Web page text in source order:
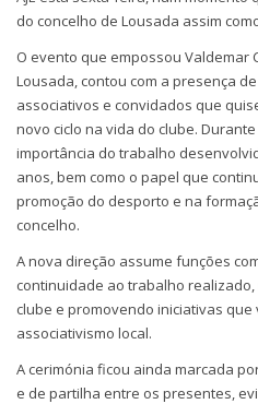
do concelho de Lousada assim
O evento que empossou Valdemar
Lousada, contou com a presença
associativos e convidados que
novo ciclo na vida do clube.
importância do trabalho
anos, bem como o papel que
promoção do desporto e na
concelho.
A nova direção assume funções
continuidade ao trabalho
clube e promovendo iniciativas
associativismo local.
A cerimónia ficou ainda marcada
e de partilha entre os presentes,